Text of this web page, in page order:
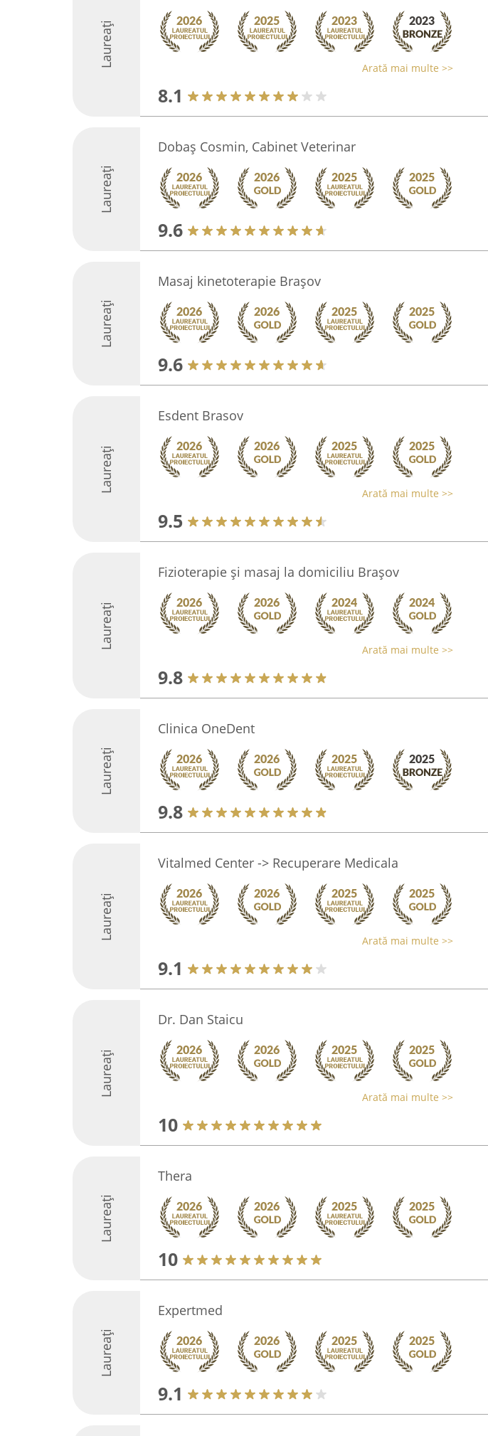
Laureați Arată mai multe >>
8.1
Laureați
Dobaș Cosmin, Cabinet Veterinar
9.6
Laureați
Masaj kinetoterapie Brașov
9.6
Laureați
Esdent Brasov
Arată mai multe >>
9.5
Laureați
Fizioterapie și masaj la domiciliu Brașov
Arată mai multe >>
9.8
Laureați
Clinica OneDent
9.8
Laureați
Vitalmed Center -> Recuperare Medicala
Arată mai multe >>
9.1
Laureați
Dr. Dan Staicu
Arată mai multe >>
10
Laureați
Thera
10
Laureați
Expertmed
9.1